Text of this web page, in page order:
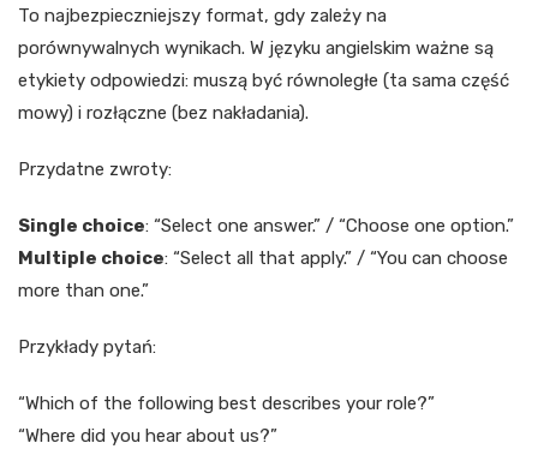
To najbezpieczniejszy format, gdy zależy na
porównywalnych wynikach. W języku angielskim ważne są
etykiety odpowiedzi: muszą być równoległe (ta sama część
mowy) i rozłączne (bez nakładania).
Przydatne zwroty:
Single choice: “Select one answer.” / “Choose one option.”
Multiple choice: “Select all that apply.” / “You can choose
more than one.”
Przykłady pytań:
“Which of the following best describes your role?”
“Where did you hear about us?”